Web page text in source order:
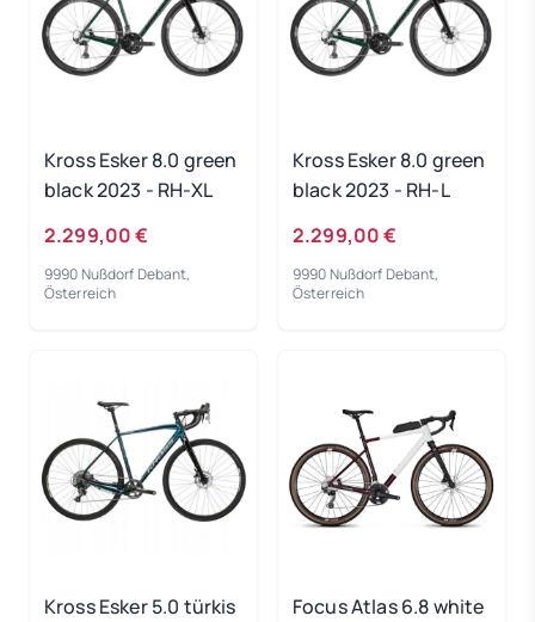
Kross Esker 8.0 green
black 2023 - RH-XL
2.299,00 €
9990 Nußdorf Debant,
Österreich
Kross Esker 8.0 green
black 2023 - RH-L
2.299,00 €
9990 Nußdorf Debant,
Österreich
Kross Esker 5.0 türkis
Focus Atlas 6.8 white